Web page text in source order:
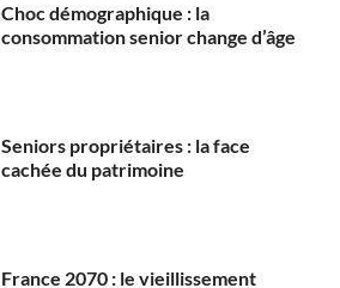
Choc démographique : la
consommation senior change d’âge
Seniors propriétaires : la face
cachée du patrimoine
France 2070 : le vieillissement